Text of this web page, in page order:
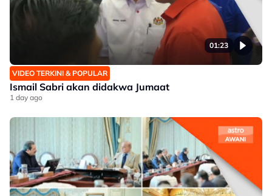
01:23
VIDEO TERKINI & POPULAR
Ismail Sabri akan didakwa Jumaat
1 day ago